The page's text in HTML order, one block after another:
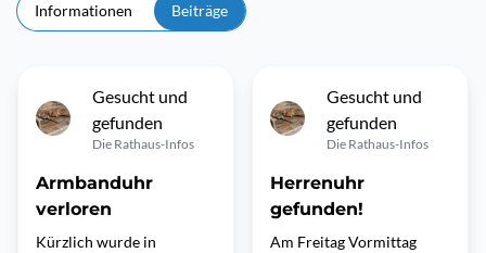
Informationen Beiträge
Gesucht und
gefunden
Die Rathaus-Infos
Armbanduhr
verloren
Kürzlich wurde in
Gesucht und
gefunden
Die Rathaus-Infos
Herrenuhr
gefunden!
Am Freitag Vormittag